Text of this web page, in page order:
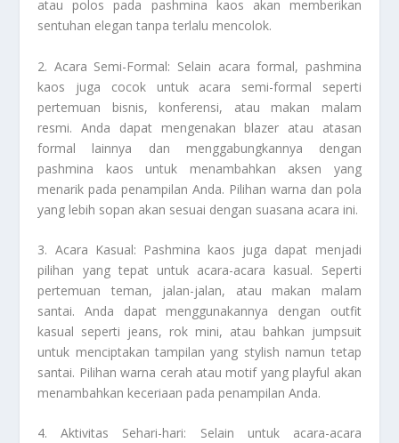
atau polos pada pashmina kaos akan memberikan
sentuhan elegan tanpa terlalu mencolok.
2. Acara Semi-Formal: Selain acara formal, pashmina
kaos juga cocok untuk acara semi-formal seperti
pertemuan bisnis, konferensi, atau makan malam
resmi. Anda dapat mengenakan blazer atau atasan
formal lainnya dan menggabungkannya dengan
pashmina kaos untuk menambahkan aksen yang
menarik pada penampilan Anda. Pilihan warna dan pola
yang lebih sopan akan sesuai dengan suasana acara ini.
3. Acara Kasual: Pashmina kaos juga dapat menjadi
pilihan yang tepat untuk acara-acara kasual. Seperti
pertemuan teman, jalan-jalan, atau makan malam
santai. Anda dapat menggunakannya dengan outfit
kasual seperti jeans, rok mini, atau bahkan jumpsuit
untuk menciptakan tampilan yang stylish namun tetap
santai. Pilihan warna cerah atau motif yang playful akan
menambahkan keceriaan pada penampilan Anda.
4. Aktivitas Sehari-hari: Selain untuk acara-acara